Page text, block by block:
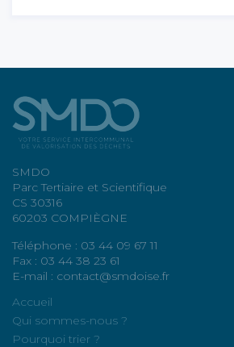
SMDO
Parc Tertiaire et Scientifique
CS 30316
60203 COMPIÈGNE
Téléphone : 03 44 09 67 11
Fax : 03 44 38 23 61
E-mail : contact@smdoise.fr
Accueil
Qui sommes-nous ?
Pourquoi trier ?